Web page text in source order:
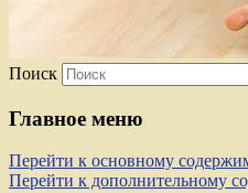
Поиск
Главное меню
Перейти к основному
Перейти к дополнительному